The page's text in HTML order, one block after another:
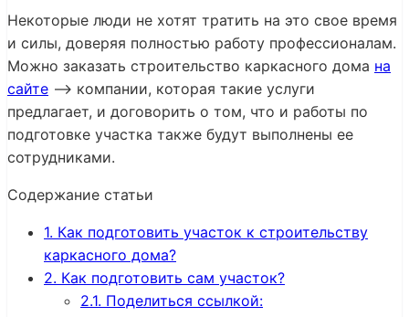
Некоторые люди не хотят тратить на это свое время
и силы, доверяя полностью работу профессионалам.
Можно заказать строительство каркасного дома на
сайте —> компании, которая такие услуги
предлагает, и договорить о том, что и работы по
подготовке участка также будут выполнены ее
сотрудниками.
Содержание статьи
1. Как подготовить участок к строительству
каркасного дома?
2. Как подготовить сам участок?
2.1. Поделиться ссылкой: